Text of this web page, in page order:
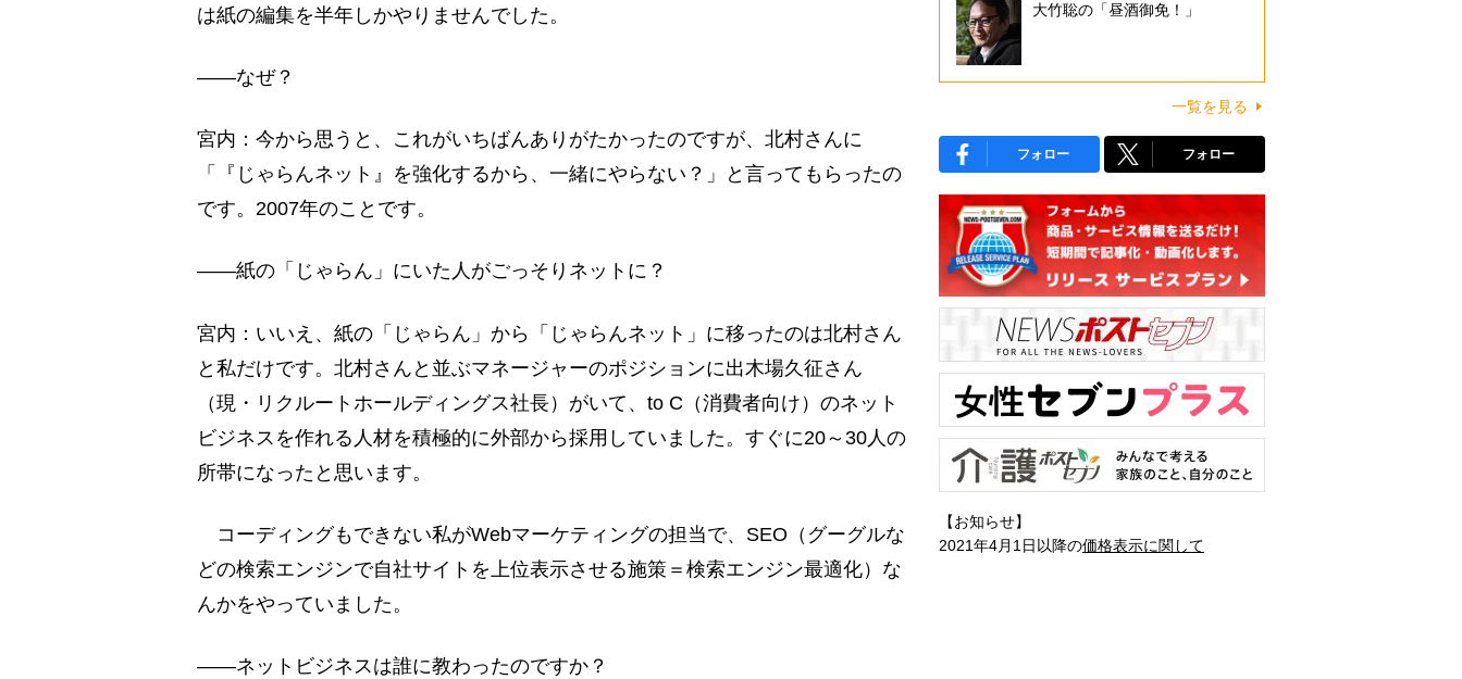
は紙の編集を半年しかやりませんでした。
――なぜ？
宮内：今から思うと、これがいちばんありがたかったのですが、北村さんに
「『じゃらんネット』を強化するから、一緒にやらない？」と言ってもらったの
です。2007年のことです。
――紙の「じゃらん」にいた人がごっそりネットに？
宮内：いいえ、紙の「じゃらん」から「じゃらんネット」に移ったのは北村さん
と私だけです。北村さんと並ぶマネージャーのポジションに出木場久征さん
（現・リクルートホールディングス社長）がいて、to C（消費者向け）のネット
ビジネスを作れる人材を積極的に外部から採用していました。すぐに20～30人の
所帯になったと思います。
コーディングもできない私がWebマーケティングの担当で、SEO（グーグルな
どの検索エンジンで自社サイトを上位表示させる施策＝検索エンジン最適化）な
んかをやっていました。
――ネットビジネスは誰に教わったのですか？
大竹聡の「昼酒御免！」
一覧を見る
フォロー フォロー
【お知らせ】
2021年4月1日以降の価格表示に関して